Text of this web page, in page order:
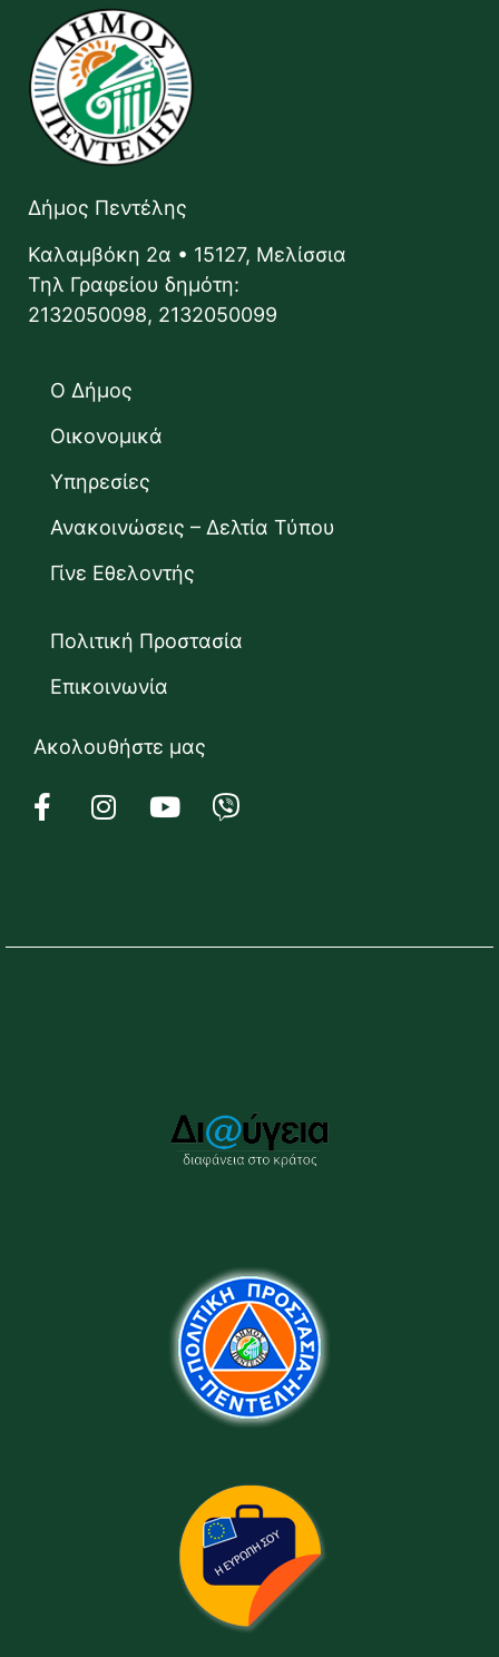
Δήμος Πεντέλης
Καλαμβόκη 2α • 15127, Μελίσσια
Τηλ Γραφείου δημότη:
2132050098, 2132050099
Ο Δήμος
Οικονομικά
Υπηρεσίες
Ανακοινώσεις – Δελτία Τύπου
Γίνε Εθελοντής
Πολιτική Προστασία
Επικοινωνία
Ακολουθήστε μας